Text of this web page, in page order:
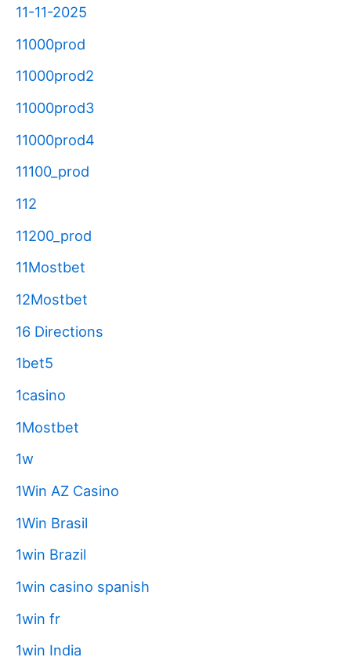
11-11-2025
11000prod
11000prod2
11000prod3
11000prod4
11100_prod
112
11200_prod
11Mostbet
12Mostbet
16 Directions
1bet5
1casino
1Mostbet
1w
1Win AZ Casino
1Win Brasil
1win Brazil
1win casino spanish
1win fr
1win India